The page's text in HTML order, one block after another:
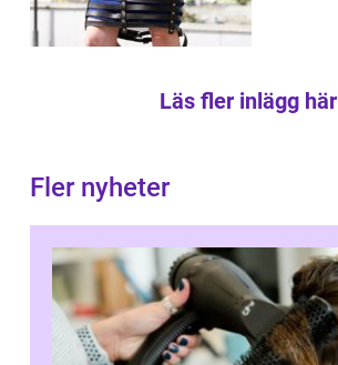
Läs fler inlägg här
Fler nyheter